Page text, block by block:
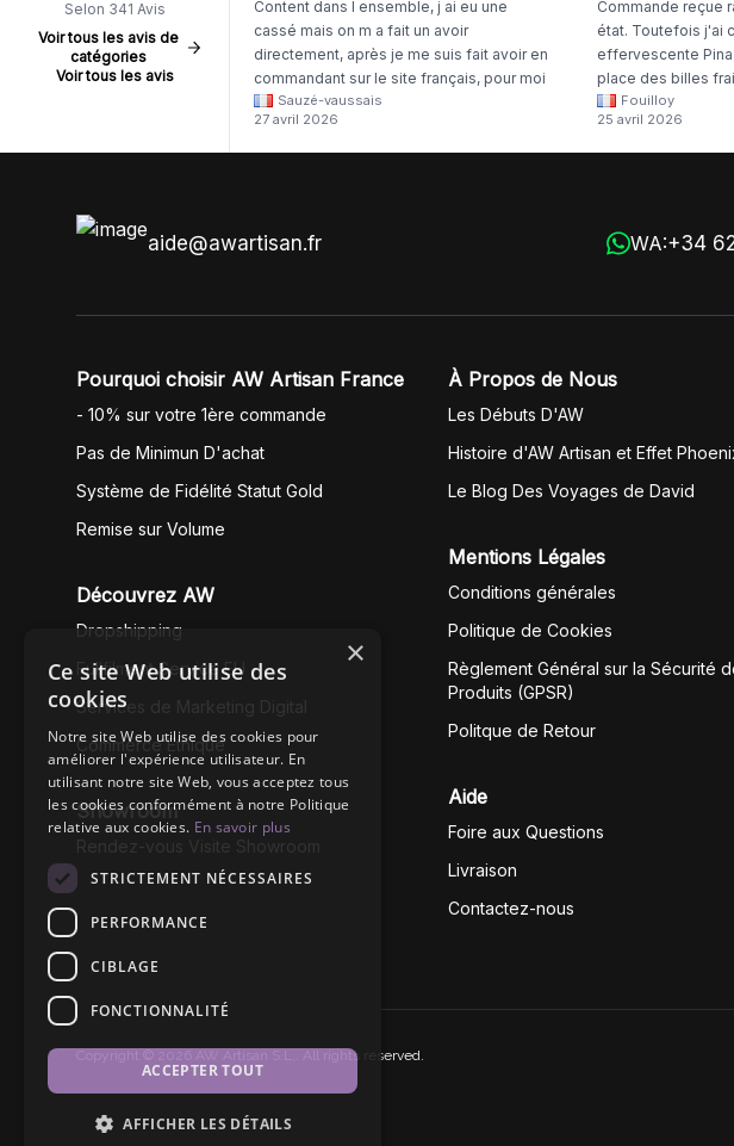
Selon 341 Avis
Voir tous les avis de
catégories
Voir tous les avis
Content dans l ensemble, j ai eu une
cassé mais on m a fait un avoir
directement, après je me suis fait avoir en
commandant sur le site français, pour moi
il était évident que les produits était de la
même langue mais raté tout est en
anglais.
Sauzé-vaussais
27 avril 2026
Commande reçue
état. Toutefois j'ai
effervescente Pina
place des billes
dommage
Fouilloy
25 avril 2026
aide@awartisan.fr WA:+34
Pourquoi choisir AW Artisan France
- 10% sur votre 1ère commande
Pas de Minimun D'achat
Système de Fidélité Statut Gold
Remise sur Volume
Découvrez AW
Dropshipping
Fullfilment Service EU
Services de Marketing Digital
Commerce Éthique
Showroom
À Propos de Nous
Les Débuts D'AW
Histoire d'AW Artisan et Effet
Le Blog Des Voyages de David
Mentions Légales
Conditions générales
Politique de Cookies
Règlement Général sur la Sécurité
Produits (GPSR)
Politque de Retour
Aide
Foire aux Questions
Livraison
Contactez-nous
Copyright © 2026 AW Artisan S.L,. All rights reserved.
×
Ce site Web utilise des
cookies
Notre site Web utilise des cookies pour
améliorer l'expérience utilisateur. En
utilisant notre site Web, vous acceptez tous
les cookies conformément à notre Politique
relative aux cookies. En savoir plus
STRICTEMENT NÉCESSAIRES
PERFORMANCE
CIBLAGE
FONCTIONNALITÉ
ACCEPTER TOUT
AFFICHER LES DÉTAILS